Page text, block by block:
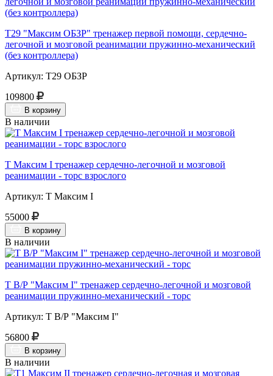
Т29 "Максим ОБЗР" тренажер первой помощи, сердечно-
легочной и мозговой реанимации пружинно-механический
(без контроллера)
Артикул: Т29 ОБЗР
109800
В корзину
В наличии
Т Максим I тренажер сердечно-легочной и мозговой
реанимации - торс взрослого
Артикул: Т Максим I
55000
В корзину
В наличии
Т В/Р "Максим I" тренажер сердечно-легочной и мозговой
реанимации пружинно-механический - торс
Артикул: Т В/Р "Максим I"
56800
В корзину
В наличии